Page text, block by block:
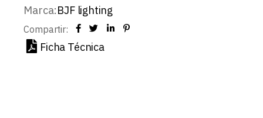
Marca:BJF lighting
Compartir:
Ficha Técnica